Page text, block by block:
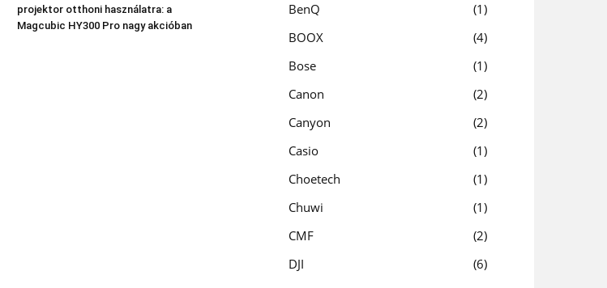
projektor otthoni használatra: a
Magcubic HY300 Pro nagy akcióban
BenQ
1
BOOX
4
Bose
1
Canon
2
Canyon
2
Casio
1
Choetech
1
Chuwi
1
CMF
2
DJI
6